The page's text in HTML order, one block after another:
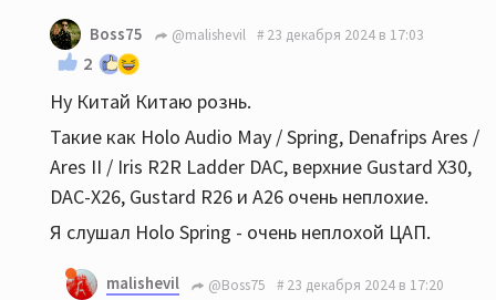
Boss75 @malishevil 23 декабря 2024 в 17:03
2
Ну Китай Китаю рознь.
Такие как Holo Audio May / Spring, Denafrips Ares /
Ares II / Iris R2R Ladder DAC, верхние Gustard X30,
DAC-X26, Gustard R26 и A26 очень неплохие.
Я слушал Holo Spring - очень неплохой ЦАП.
malishevil @Boss75 23 декабря 2024 в 17:20